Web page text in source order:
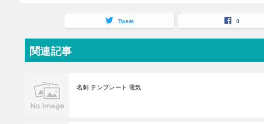
Tweet 0
関連記事
名刺 テンプレート 電気